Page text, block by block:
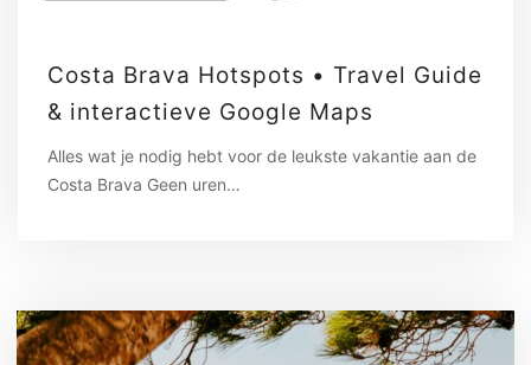
Costa Brava Hotspots • Travel Guide
& interactieve Google Maps
Alles wat je nodig hebt voor de leukste vakantie aan de
Costa Brava Geen uren…